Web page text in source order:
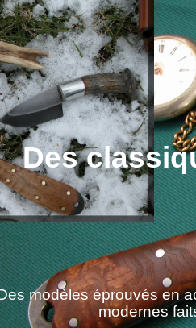
Des
modèles éprouvés en
modernes